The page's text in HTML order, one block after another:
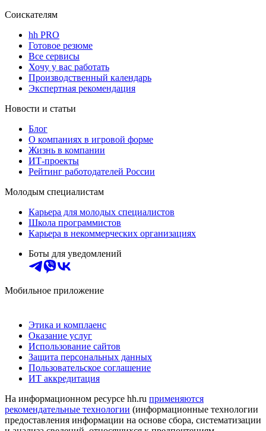
Соискателям
hh PRO
Готовое резюме
Все сервисы
Хочу у вас работать
Производственный календарь
Экспертная рекомендация
Новости и статьи
Блог
О компаниях в игровой форме
Жизнь в компании
ИТ-проекты
Рейтинг работодателей России
Молодым специалистам
Карьера для молодых специалистов
Школа программистов
Карьера в некоммерческих организациях
Боты для уведомлений
Мобильное приложение
Этика и комплаенс
Оказание услуг
Использование сайтов
Защита персональных данных
Пользовательское соглашение
ИТ аккредитация
На информационном ресурсе hh.ru применяются
рекомендательные технологии (информационные технологии
предоставления информации на основе сбора, систематизации